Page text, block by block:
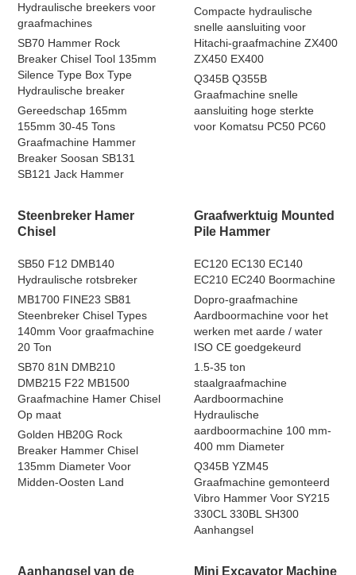
Hydraulische breekers voor
graafmachines
SB70 Hammer Rock
Breaker Chisel Tool 135mm
Silence Type Box Type
Hydraulische breaker
Gereedschap 165mm
155mm 30-45 Tons
Graafmachine Hammer
Breaker Soosan SB131
SB121 Jack Hammer
Compacte hydraulische
snelle aansluiting voor
Hitachi-graafmachine ZX400
ZX450 EX400
Q345B Q355B
Graafmachine snelle
aansluiting hoge sterkte
voor Komatsu PC50 PC60
Steenbreker Hamer
Chisel
SB50 F12 DMB140
Hydraulische rotsbreker
MB1700 FINE23 SB81
Steenbreker Chisel Types
140mm Voor graafmachine
20 Ton
SB70 81N DMB210
DMB215 F22 MB1500
Graafmachine Hamer Chisel
Op maat
Golden HB20G Rock
Breaker Hammer Chisel
135mm Diameter Voor
Midden-Oosten Land
Graafwerktuig Mounted
Pile Hammer
EC120 EC130 EC140
EC210 EC240 Boormachine
Dopro-graafmachine
Aardboormachine voor het
werken met aarde / water
ISO CE goedgekeurd
1.5-35 ton
staalgraafmachine
Aardboormachine
Hydraulische
aardboormachine 100 mm-
400 mm Diameter
Q345B YZM45
Graafmachine gemonteerd
Vibro Hammer Voor SY215
330CL 330BL SH300
Aanhangsel
Aanhangsel van de Mini Excavator Machine